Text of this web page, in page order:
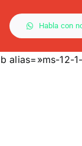
Habla con
alias=»ms-12-